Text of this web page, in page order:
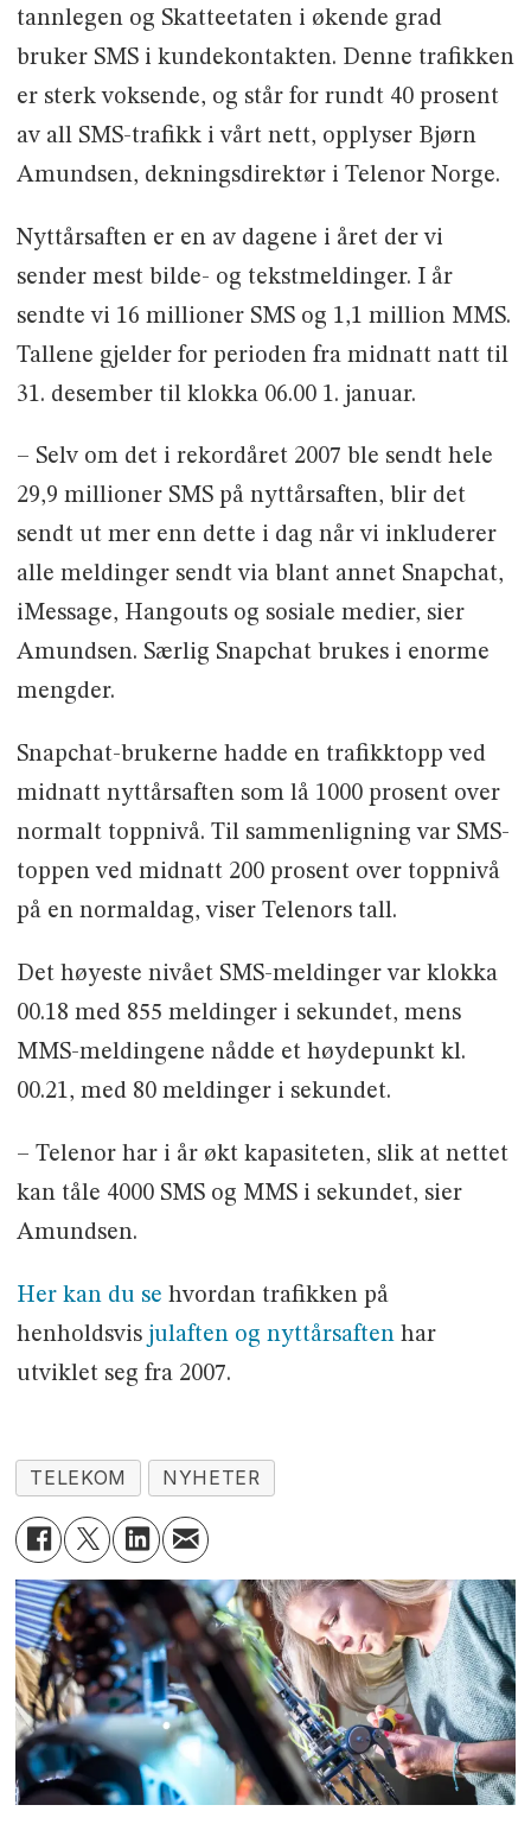
tannlegen og Skatteetaten i økende grad
bruker SMS i kundekontakten. Denne trafikken
er sterk voksende, og står for rundt 40 prosent
av all SMS-trafikk i vårt nett, opplyser Bjørn
Amundsen, dekningsdirektør i Telenor Norge.
Nyttårsaften er en av dagene i året der vi
sender mest bilde- og tekstmeldinger. I år
sendte vi 16 millioner SMS og 1,1 million MMS.
Tallene gjelder for perioden fra midnatt natt til
31. desember til klokka 06.00 1. januar.
– Selv om det i rekordåret 2007 ble sendt hele
29,9 millioner SMS på nyttårsaften, blir det
sendt ut mer enn dette i dag når vi inkluderer
alle meldinger sendt via blant annet Snapchat,
iMessage, Hangouts og sosiale medier, sier
Amundsen. Særlig Snapchat brukes i enorme
mengder.
Snapchat-brukerne hadde en trafikktopp ved
midnatt nyttårsaften som lå 1000 prosent over
normalt toppnivå. Til sammenligning var SMS-
toppen ved midnatt 200 prosent over toppnivå
på en normaldag, viser Telenors tall.
Det høyeste nivået SMS-meldinger var klokka
00.18 med 855 meldinger i sekundet, mens
MMS-meldingene nådde et høydepunkt kl.
00.21, med 80 meldinger i sekundet.
– Telenor har i år økt kapasiteten, slik at nettet
kan tåle 4000 SMS og MMS i sekundet, sier
Amundsen.
Her kan du se hvordan trafikken på
henholdsvis julaften og nyttårsaftenhar
utviklet seg fra 2007.
TELEKOM NYHETER